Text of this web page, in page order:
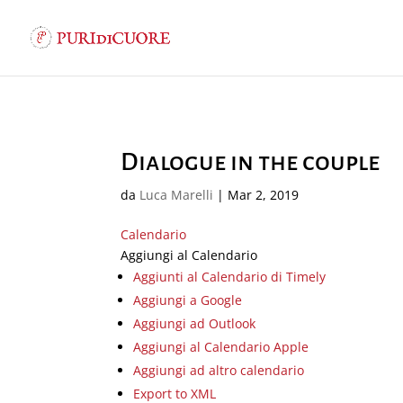
Dialogue in the couple
da Luca Marelli | Mar 2, 2019
Calendario
Aggiungi al Calendario
Aggiunti al Calendario di Timely
Aggiungi a Google
Aggiungi ad Outlook
Aggiungi al Calendario Apple
Aggiungi ad altro calendario
Export to XML